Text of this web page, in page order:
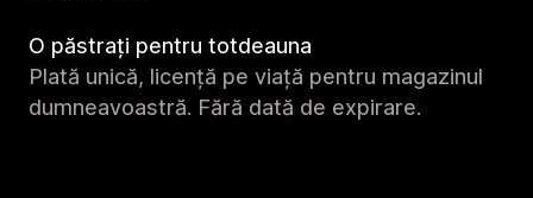
O păstrați pentru totdeauna
Plată unică, licență pe viață pentru magazinul
dumneavoastră. Fără dată de expirare.